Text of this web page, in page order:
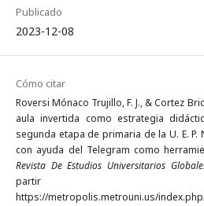
Publicado
2023-12-08
Cómo citar
Roversi Mónaco Trujillo, F. J., & Cortez
aula invertida como estrategia
segunda etapa de primaria de la U. E.
con ayuda del Telegram como
Revista De Estudios Universitarios
https://metropolis.metrouni.us/